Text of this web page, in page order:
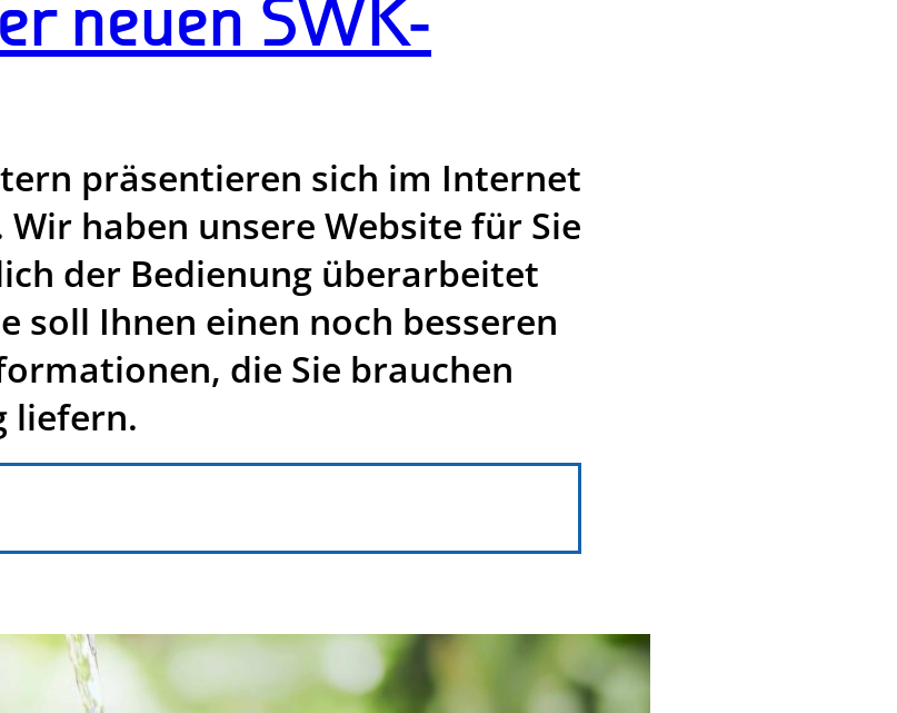
neuen SWK-
präsentieren sich im Internet
Wir haben unsere Website für Sie
der Bedienung überarbeitet
soll Ihnen einen noch besseren
die Sie brauchen
liefern.